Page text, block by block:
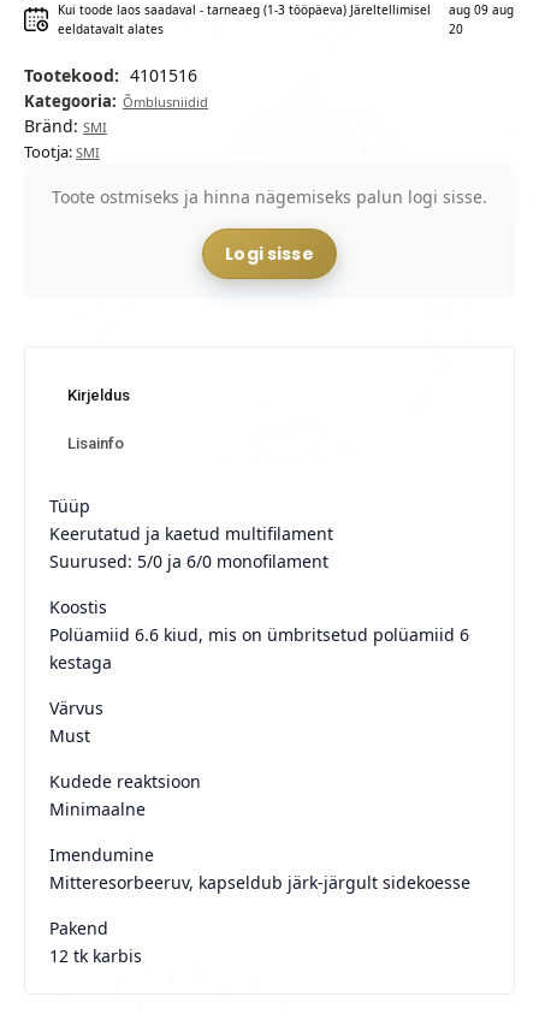
Kui toode laos saadaval - tarneaeg (1-3 tööpäeva) Järeltellimisel
eeldatavalt alates
aug 09 aug
20
Tootekood: 4101516
Kategooria: Õmblusniidid
Bränd: SMI
Tootja: SMI
Toote ostmiseks ja hinna nägemiseks palun logi sisse.
Logi sisse
Kirjeldus
Lisainfo
Tüüp
Keerutatud ja kaetud multifilament
Suurused: 5/0 ja 6/0 monofilament
Koostis
Polüamiid 6.6 kiud, mis on ümbritsetud polüamiid 6
kestaga
Värvus
Must
Kudede reaktsioon
Minimaalne
Imendumine
Mitteresorbeeruv, kapseldub järk-järgult sidekoesse
Pakend
12 tk karbis